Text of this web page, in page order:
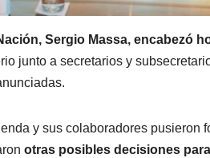
Sergio Massa, encabezó
junto a secretarios y
y sus colaboradores pusieron
otras posibles decisiones